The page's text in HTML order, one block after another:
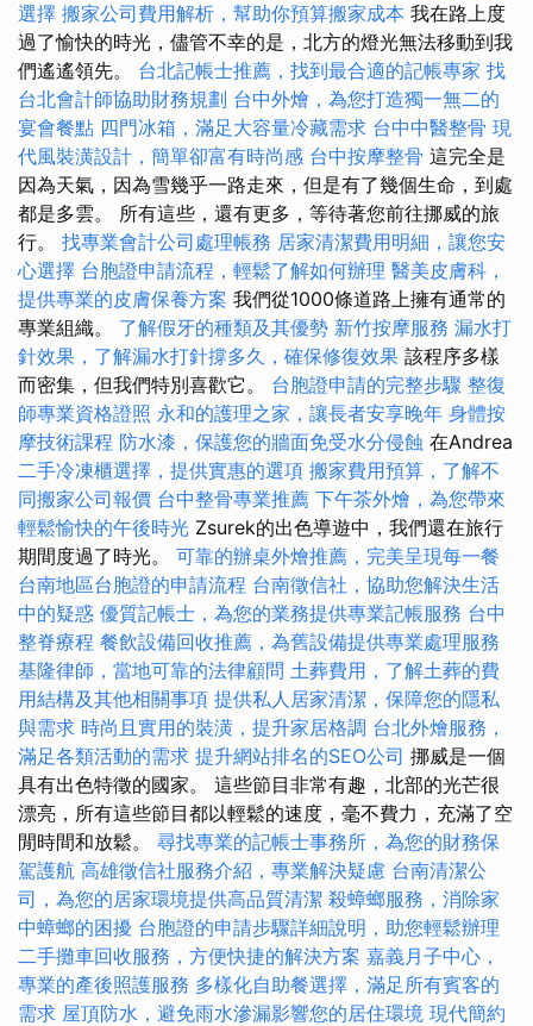
選擇 搬家公司費用解析，幫助你預算搬家成本 我在路上度
過了愉快的時光，儘管不幸的是，北方的燈光無法移動到我
們遙遙領先。 台北記帳士推薦，找到最合適的記帳專家 找
台北會計師協助財務規劃 台中外燴，為您打造獨一無二的
宴會餐點 四門冰箱，滿足大容量冷藏需求 台中中醫整骨 現
代風裝潢設計，簡單卻富有時尚感 台中按摩整骨 這完全是
因為天氣，因為雪幾乎一路走來，但是有了幾個生命，到處
都是多雲。 所有這些，還有更多，等待著您前往挪威的旅
行。 找專業會計公司處理帳務 居家清潔費用明細，讓您安
心選擇 台胞證申請流程，輕鬆了解如何辦理 醫美皮膚科，
提供專業的皮膚保養方案 我們從1000條道路上擁有通常的
專業組織。 了解假牙的種類及其優勢 新竹按摩服務 漏水打
針效果，了解漏水打針撐多久，確保修復效果 該程序多樣
而密集，但我們特別喜歡它。 台胞證申請的完整步驟 整復
師專業資格證照 永和的護理之家，讓長者安享晚年 身體按
摩技術課程 防水漆，保護您的牆面免受水分侵蝕 在Andrea
二手冷凍櫃選擇，提供實惠的選項 搬家費用預算，了解不
同搬家公司報價 台中整骨專業推薦 下午茶外燴，為您帶來
輕鬆愉快的午後時光 Zsurek的出色導遊中，我們還在旅行
期間度過了時光。 可靠的辦桌外燴推薦，完美呈現每一餐
台南地區台胞證的申請流程 台南徵信社，協助您解決生活
中的疑惑 優質記帳士，為您的業務提供專業記帳服務 台中
整脊療程 餐飲設備回收推薦，為舊設備提供專業處理服務
基隆律師，當地可靠的法律顧問 土葬費用，了解土葬的費
用結構及其他相關事項 提供私人居家清潔，保障您的隱私
與需求 時尚且實用的裝潢，提升家居格調 台北外燴服務，
滿足各類活動的需求 提升網站排名的SEO公司 挪威是一個
具有出色特徵的國家。 這些節目非常有趣，北部的光芒很
漂亮，所有這些節目都以輕鬆的速度，毫不費力，充滿了空
閒時間和放鬆。 尋找專業的記帳士事務所，為您的財務保
駕護航 高雄徵信社服務介紹，專業解決疑慮 台南清潔公
司，為您的居家環境提供高品質清潔 殺蟑螂服務，消除家
中蟑螂的困擾 台胞證的申請步驟詳細說明，助您輕鬆辦理
二手攤車回收服務，方便快捷的解決方案 嘉義月子中心，
專業的產後照護服務 多樣化自助餐選擇，滿足所有賓客的
需求 屋頂防水，避免雨水滲漏影響您的居住環境 現代簡約